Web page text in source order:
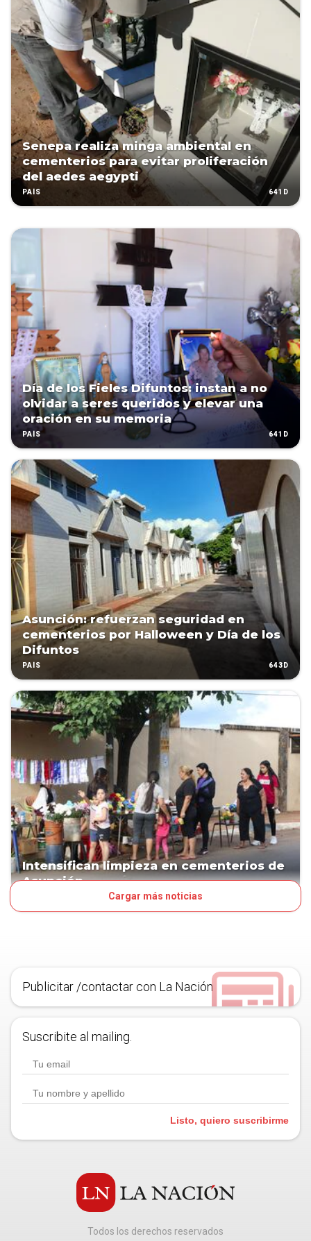
Senepa realiza minga ambiental en
cementerios para evitar proliferación
del aedes aegypti
PAÍS 641D
Día de los Fieles Difuntos: instan a no
olvidar a seres queridos y elevar una
oración en su memoria
PAÍS 641D
Asunción: refuerzan seguridad en
cementerios por Halloween y Día de los
Difuntos
PAÍS 643D
Intensifican limpieza en cementerios de
Asunción
Cargar más noticias
Publicitar /contactar con La Nación
Suscribite al mailing.
Listo, quiero suscribirme
Todos los derechos reservados